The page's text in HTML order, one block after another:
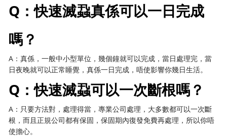
Q：快速滅蝨真係可以一日完成
嗎？
A：真係，一般中小型單位，幾個鐘就可以完成，當日處理完，當
日夜晚就可以正常睡覺，真係一日完成，唔使影響你幾日生活。
Q：快速滅蝨可以一次斷根嗎？
A：只要方法對，處理得當，專業公司處理，大多數都可以一次斷
根，而且正規公司都有保固，保固期內復發免費再處理，所以你唔
使擔心。